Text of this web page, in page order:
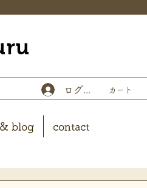
ログイン カート
blog contact